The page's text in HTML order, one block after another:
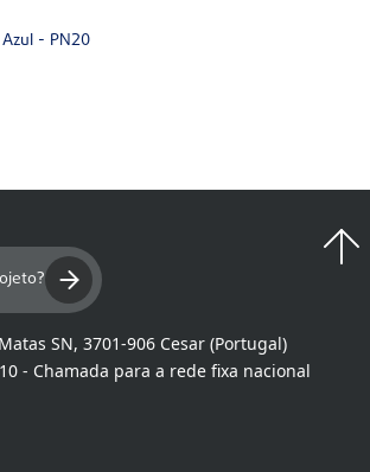
- PN20
SN, 3701-906 Cesar (Portugal)
- Chamada para a rede fixa nacional